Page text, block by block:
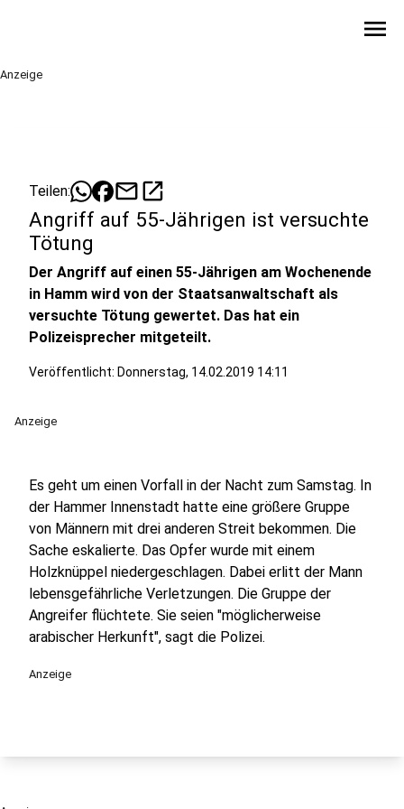
menu
Anzeige
Teilen: mailopen_in_new
Angriff auf 55-Jährigen ist versuchte
Tötung
Der Angriff auf einen 55-Jährigen am Wochenende
in Hamm wird von der Staatsanwaltschaft als
versuchte Tötung gewertet. Das hat ein
Polizeisprecher mitgeteilt.
Veröffentlicht: Donnerstag, 14.02.2019 14:11
Anzeige
Es geht um einen Vorfall in der Nacht zum Samstag. In
der Hammer Innenstadt hatte eine größere Gruppe
von Männern mit drei anderen Streit bekommen. Die
Sache eskalierte. Das Opfer wurde mit einem
Holzknüppel niedergeschlagen. Dabei erlitt der Mann
lebensgefährliche Verletzungen. Die Gruppe der
Angreifer flüchtete. Sie seien "möglicherweise
arabischer Herkunft", sagt die Polizei.
Anzeige